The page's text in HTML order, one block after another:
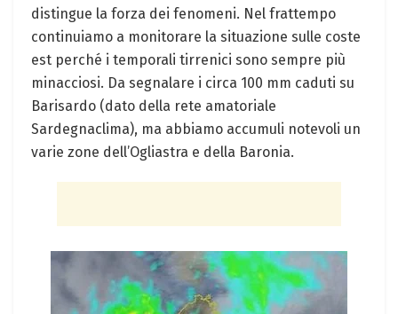
distingue la forza dei fenomeni. Nel frattempo
continuiamo a monitorare la situazione sulle coste
est perché i temporali tirrenici sono sempre più
minacciosi. Da segnalare i circa 100 mm caduti su
Barisardo (dato della rete amatoriale
Sardegnaclima), ma abbiamo accumuli notevoli un
varie zone dell’Ogliastra e della Baronia.